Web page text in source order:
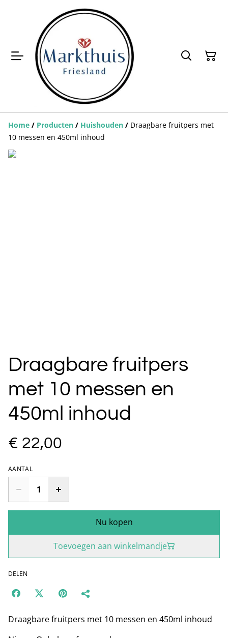
Home / Producten / Huishouden / Draagbare fruitpers met
10 messen en 450ml inhoud
Draagbare fruitpers
met 10 messen en
450ml inhoud
€ 22,00
AANTAL
Nu kopen
Toevoegen aan winkelmandje
DELEN
Draagbare fruitpers met 10 messen en 450ml inhoud